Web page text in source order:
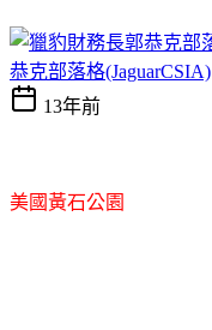
恭克部落格(JaguarCSIA)
13年前
美國黃石公園